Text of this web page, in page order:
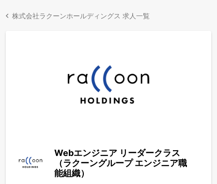
株式会社ラクーンホールディングス 求人一覧
Webエンジニア リーダークラス
（ラクーングループ エンジニア職
能組織）